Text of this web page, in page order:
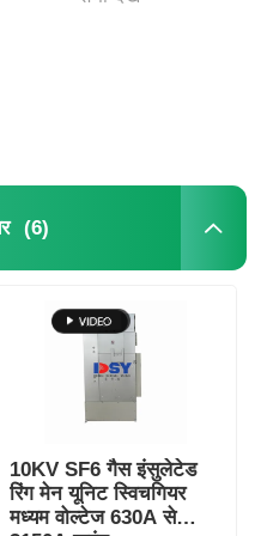
(6)
10KV SF6 गैस इंसुलेटेड
रिंग मेन यूनिट स्विचगियर
मध्यम वोल्टेज 630A से